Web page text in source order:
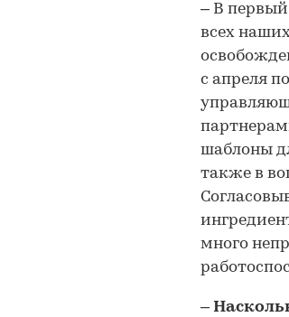
– В
всех
с апреля
шаблоны
также в
много
–